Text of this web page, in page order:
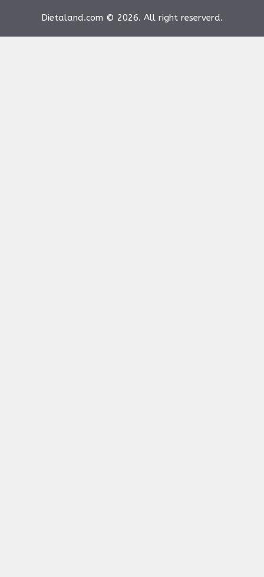
Dietaland.com © 2026. All right reserverd.